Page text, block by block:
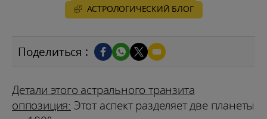
AСТРОЛОГИЧЕСКИЙ БЛОГ
Поделиться :
Детали этого астрального транзита
оппозиция: Этот аспект разделяет две планеты